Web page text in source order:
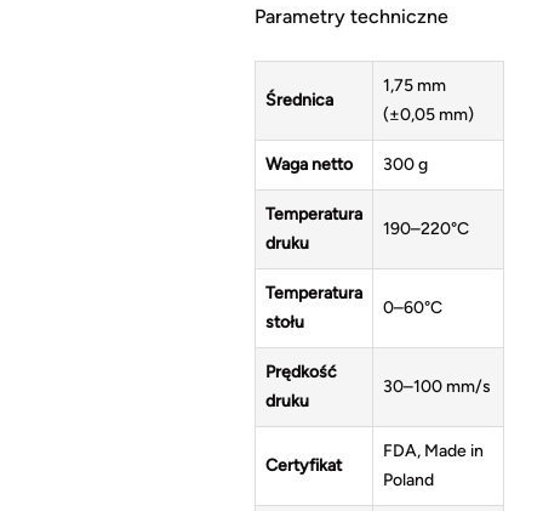
Parametry techniczne
Średnica
1,75 mm
(±0,05 mm)
Waga netto 300 g
Temperatura
druku
190–220°C
Temperatura
stołu
0–60°C
Prędkość
druku
30–100 mm/s
Certyfikat
FDA, Made in
Poland